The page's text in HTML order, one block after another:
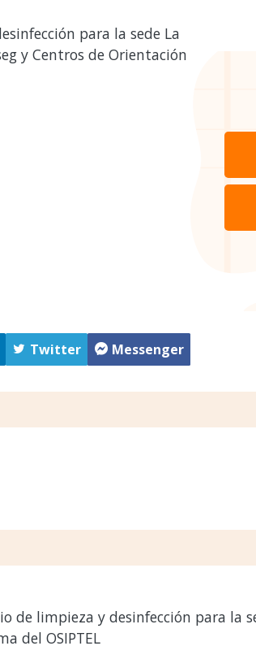
para la sede La
y Centros de Orientación
Twitter Messenger
de limpieza y desinfección para la
del OSIPTEL